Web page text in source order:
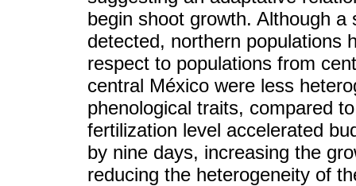
begin shoot growth. Although
detected, northern populations
respect to populations from
central México were less
phenological traits, compared
fertilization level accelerated
by nine days, increasing the
reducing the heterogeneity of